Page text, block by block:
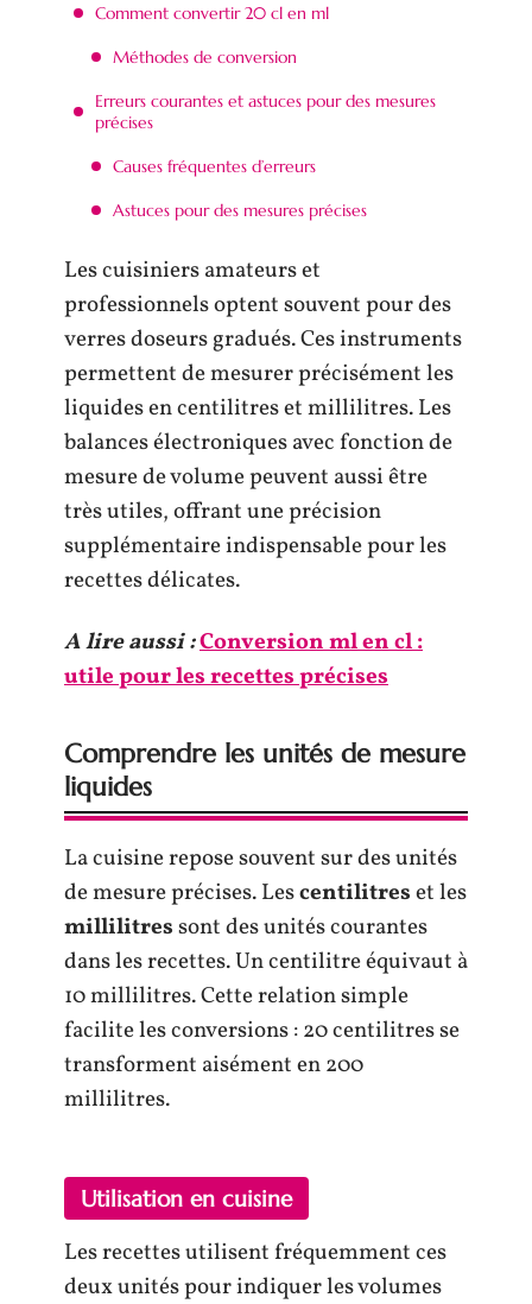
Comment convertir 20 cl en ml
Méthodes de conversion
Erreurs courantes et astuces pour des mesures
précises
Causes fréquentes d’erreurs
Astuces pour des mesures précises
Les cuisiniers amateurs et
professionnels optent souvent pour des
verres doseurs gradués. Ces instruments
permettent de mesurer précisément les
liquides en centilitres et millilitres. Les
balances électroniques avec fonction de
mesure de volume peuvent aussi être
très utiles, offrant une précision
supplémentaire indispensable pour les
recettes délicates.
A lire aussi :Conversion ml en cl :
utile pour les recettes précises
Comprendre les unités de mesure
liquides
La cuisine repose souvent sur des unités
de mesure précises. Lescentilitreset les
millilitressont des unités courantes
dans les recettes. Un centilitre équivaut à
10 millilitres. Cette relation simple
facilite les conversions : 20 centilitres se
transforment aisément en 200
millilitres.
Utilisation en cuisine
Les recettes utilisent fréquemment ces
deux unités pour indiquer les volumes